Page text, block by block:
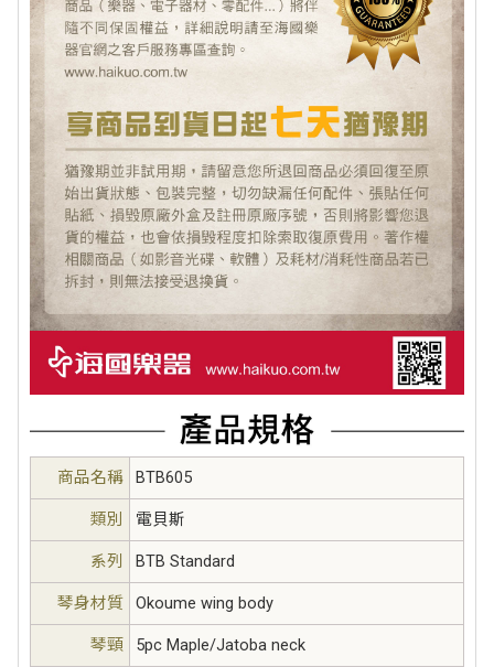
商品名稱 BTB605
類別 電貝斯
系列 BTB Standard
琴身材質 Okoume wing body
琴頸 5pc Maple/Jatoba neck